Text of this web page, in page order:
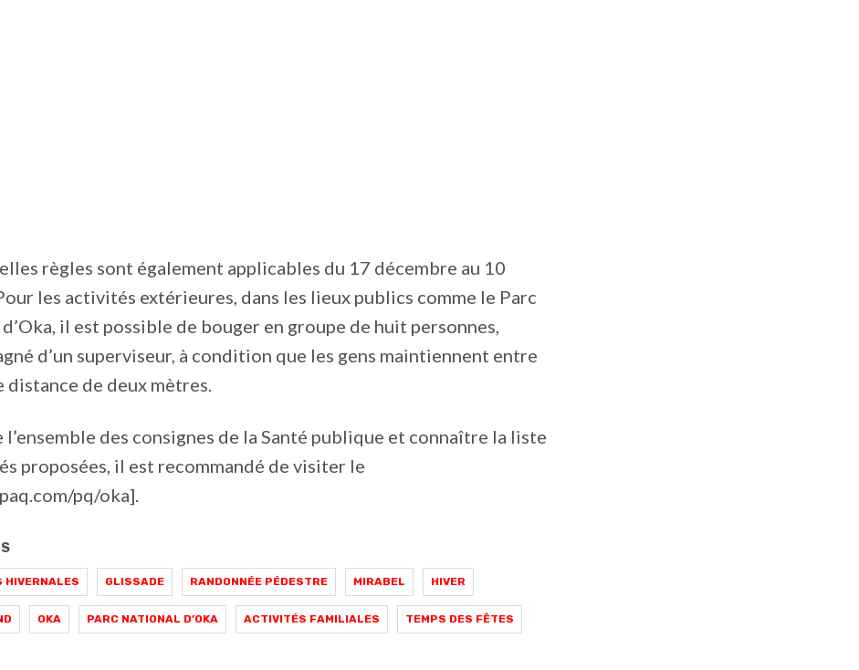
règles sont également applicables du 17 décembre au 10
les activités extérieures, dans les lieux publics comme le Parc
il est possible de bouger en groupe de huit personnes,
d’un superviseur, à condition que les gens maintiennent entre
distance de deux mètres.
l’ensemble des consignes de la Santé publique et connaître la liste
proposées, il est recommandé de visiter le
pq/oka].
HIVERNALES GLISSADE RANDONNÉE PÉDESTRE MIRABEL HIVER
OKA PARC NATIONAL D’OKA ACTIVITÉS FAMILIALES TEMPS DES FÊTES